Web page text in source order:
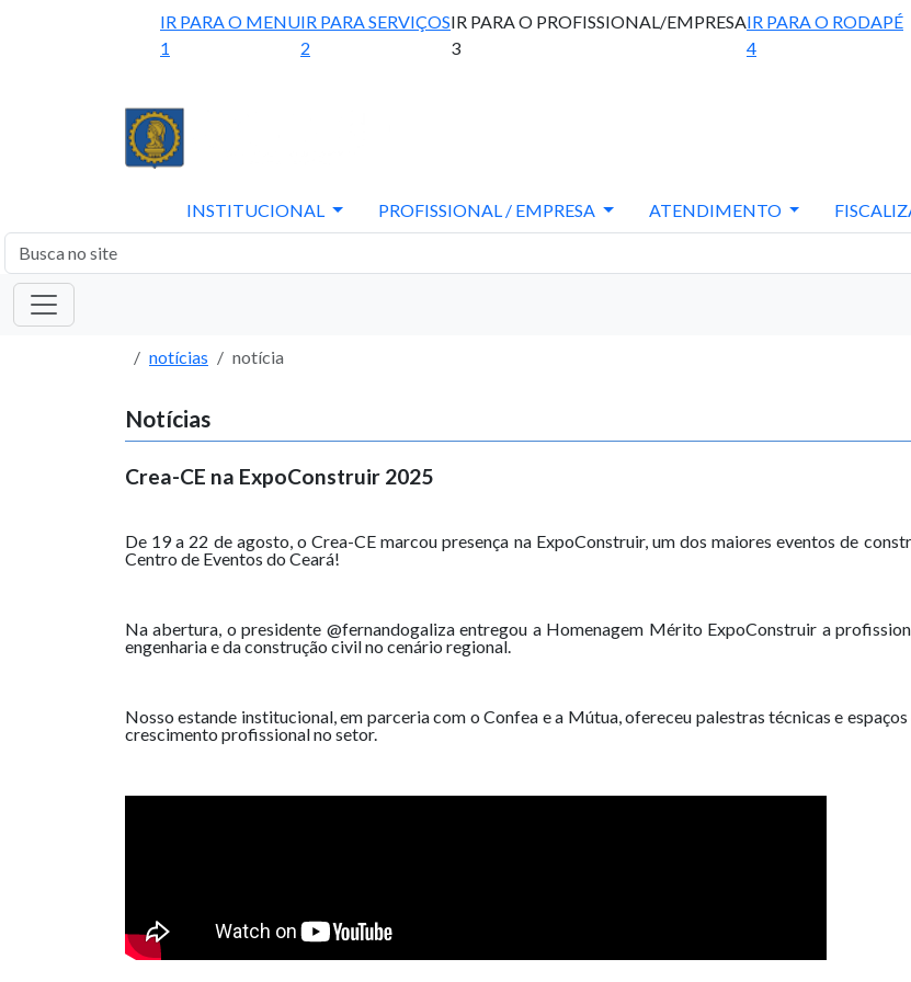
IR PARA O MENU
1
IR PARA SERVIÇOS
2
IR PARA O PROFISSIONAL/EMPRESA
3
IR PARA O RODAPÉ
4
INSTITUCIONAL PROFISSIONAL / EMPRESA ATENDIMENTO
notícias notícia
Notícias
Crea-CE na ExpoConstruir 2025
De 19 a 22 de agosto, o Crea-CE marcou presença na ExpoConstruir, um dos maiores eventos de
Centro de Eventos do Ceará!
Na abertura, o presidente @fernandogaliza entregou a Homenagem Mérito ExpoConstruir a
engenharia e da construção civil no cenário regional.
Nosso estande institucional, em parceria com o Confea e a Mútua, ofereceu palestras técnicas e
crescimento profissional no setor.